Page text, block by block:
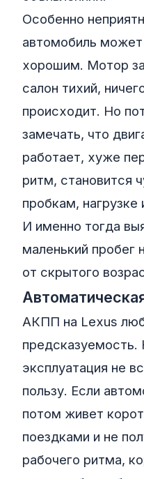
Особенно
автомобиль может
хорошим. Мотор
салон тихий,
происходит. Но
замечать, что
работает, хуже
ритм, становится
пробкам,
И именно тогда
маленький пробег
от скрытого
АКПП на Lexus
предсказуемость.
эксплуатация не
пользу. Если
потом живет
поездками и не
рабочего ритма,